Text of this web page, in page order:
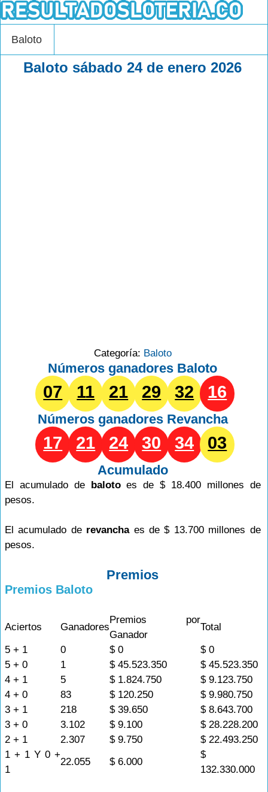
Baloto
Baloto sábado 24 de enero 2026
Categoría: Baloto
Números ganadores Baloto
07 11 21 29 32 16
Números ganadores Revancha
17 21 24 30 34 03
Acumulado
El acumulado de balotoes de $ 18.400 millones de
pesos.
El acumulado de revanchaes de $ 13.700 millones de
pesos.
Premios
Premios Baloto
Aciertos Ganadores
Premios por
Ganador
Total
5 + 1
0 $ 0
$ 0
5 + 0
1 $ 45.523.350
$ 45.523.350
4 + 1
5 $ 1.824.750
$ 9.123.750
4 + 0
83 $ 120.250
$ 9.980.750
3 + 1
218 $ 39.650
$ 8.643.700
3 + 0
3.102 $ 9.100
$ 28.228.200
2 + 1
2.307 $ 9.750
$ 22.493.250
1 + 1 Y 0 +
1
22.055 $ 6.000
$
132.330.000